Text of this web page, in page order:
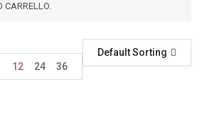
CARRELLO.
Default Sorting
12 24 36